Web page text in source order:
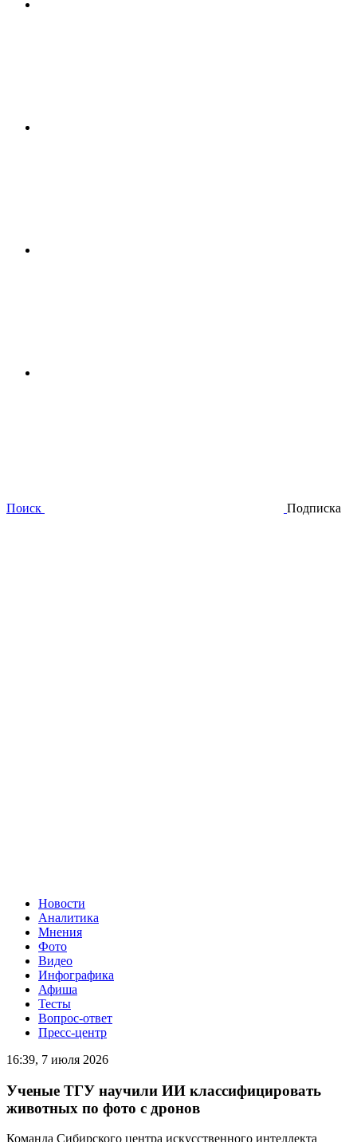
Поиск Подписка
Новости
Аналитика
Мнения
Фото
Видео
Инфографика
Афиша
Тесты
Вопрос-ответ
Пресс-центр
16:39, 7 июля 2026
Ученые ТГУ научили ИИ классифицировать
животных по фото с дронов
Команда Сибирского центра искусственного интеллекта